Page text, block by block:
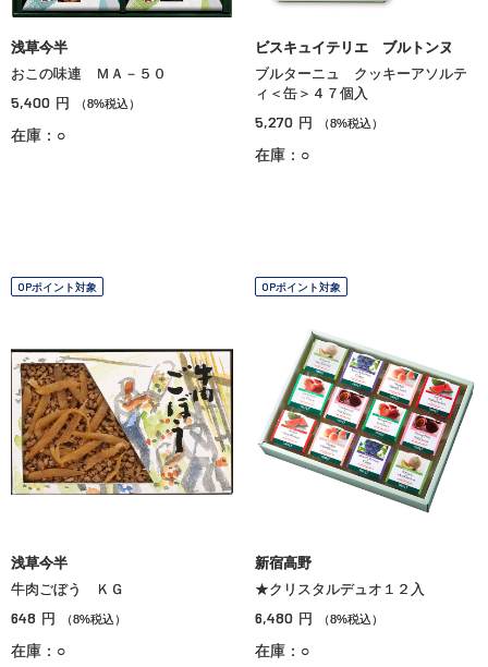
浅草今半
おこの味連 ＭＡ－５０
5,400 円 （8%税込）
在庫：○
ビスキュイテリエ ブルトンヌ
ブルターニュ クッキーアソルテ
ィ＜缶＞４７個入
5,270 円 （8%税込）
在庫：○
OPポイント対象
浅草今半
牛肉ごぼう ＫＧ
648 円 （8%税込）
在庫：○
OPポイント対象
新宿高野
★クリスタルデュオ１２入
6,480 円 （8%税込）
在庫：○